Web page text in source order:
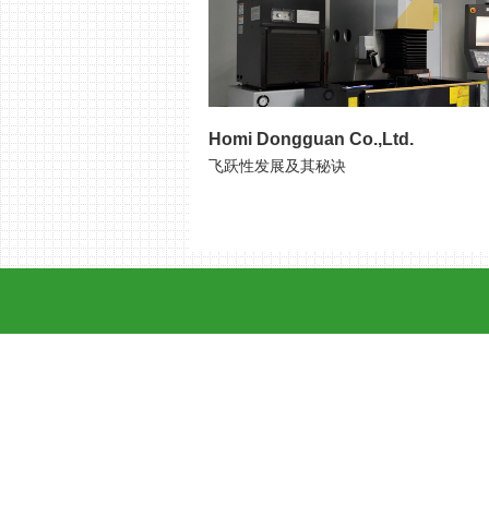
Homi Dongguan Co.,Ltd.
飞跃性发展及其秘诀